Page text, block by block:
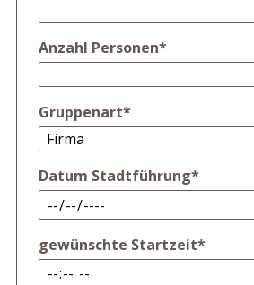
Anzahl Personen*
Gruppenart*
Datum Stadtführung*
gewünschte Startzeit*